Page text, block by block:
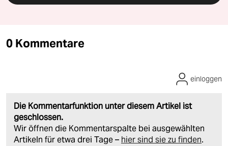
0 Kommentare
Die Kommentarfunktion unter diesem Artikel ist
geschlossen.
Wir öffnen die Kommentarspalte bei ausgewählten
Artikeln für etwa drei Tage – hier sind sie zu finden.
einloggen